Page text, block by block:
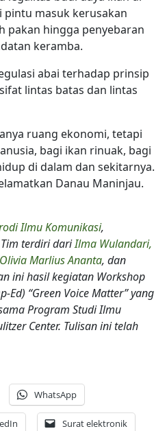
masuk kerusakan
pakan hingga penyebaran
keramba.
abai terhadap prinsip
lintas batas dan lintas
ruang ekonomi, tetapi
bagi ikan rinuak, bagi
di dalam dan sekitarnya.
Danau Maninjau.
Ilmu Komunikasi,
Tim terdiri dariIlma Wulandari,
Olivia Marlius Ananta, dan
ini hasil kegiatan Workshop
Ed) “Green Voice Matter” yang
Program Studi Ilmu
Center. Tulisan ini telah
WhatsApp
Surat elektronik